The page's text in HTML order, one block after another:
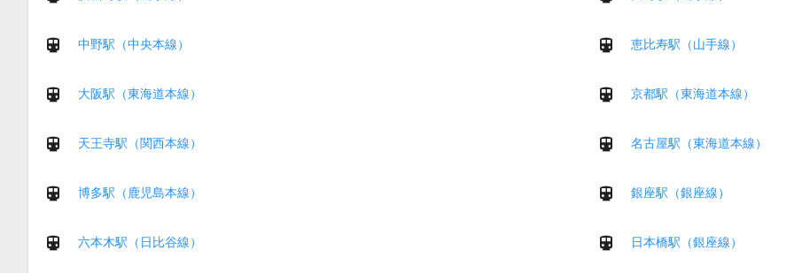
中野駅（中央本線） 恵比寿駅（山手線）
大阪駅（東海道本線） 京都駅（東海道本線）
天王寺駅（関西本線） 名古屋駅（東海道本線）
博多駅（鹿児島本線） 銀座駅（銀座線）
六本木駅（日比谷線） 日本橋駅（銀座線）